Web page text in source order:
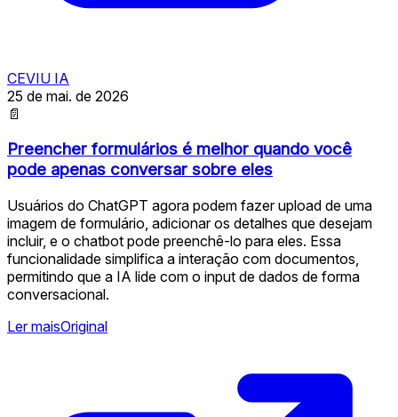
CEVIU IA
25 de mai. de 2026
📄
Preencher formulários é melhor quando você
pode apenas conversar sobre eles
Usuários do ChatGPT agora podem fazer upload de uma
imagem de formulário, adicionar os detalhes que desejam
incluir, e o chatbot pode preenchê-lo para eles. Essa
funcionalidade simplifica a interação com documentos,
permitindo que a IA lide com o input de dados de forma
conversacional.
Ler maisOriginal